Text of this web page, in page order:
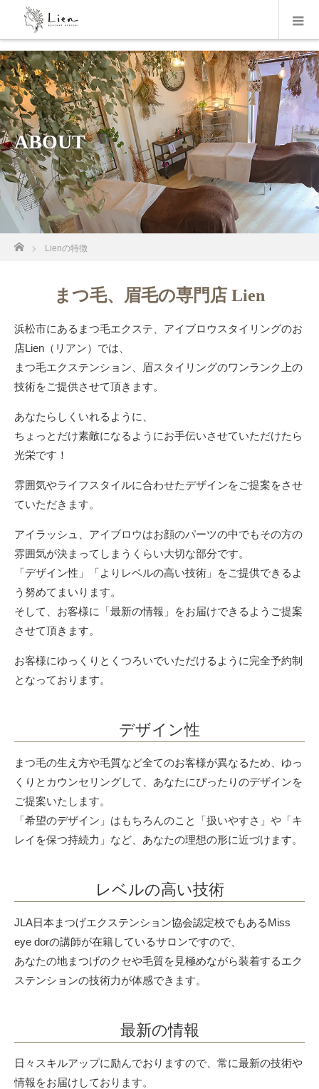
ABOUT
ホーム
Lienの特徴
まつ毛、眉毛の専門店 Lien
浜松市にあるまつ毛エクステ、アイブロウスタイリングのお
店Lien（リアン）では、
まつ毛エクステンション、眉スタイリングのワンランク上の
技術をご提供させて頂きます。
あなたらしくいれるように、
ちょっとだけ素敵になるようにお手伝いさせていただけたら
光栄です！
雰囲気やライフスタイルに合わせたデザインをご提案をさせ
ていただきます。
アイラッシュ、アイブロウはお顔のパーツの中でもその方の
雰囲気が決まってしまうくらい大切な部分です。
「デザイン性」「よりレベルの高い技術」をご提供できるよ
う努めてまいります。
そして、お客様に「最新の情報」をお届けできるようご提案
させて頂きます。
お客様にゆっくりとくつろいでいただけるように完全予約制
となっております。
デザイン性
まつ毛の生え方や毛質など全てのお客様が異なるため、ゆっ
くりとカウンセリングして、あなたにぴったりのデザインを
ご提案いたします。
「希望のデザイン」はもちろんのこと「扱いやすさ」や「キ
レイを保つ持続力」など、あなたの理想の形に近づけます。
レベルの高い技術
JLA日本まつげエクステンション協会認定校でもあるMiss
eye dorの講師が在籍しているサロンですので、
あなたの地まつげのクセや毛質を見極めながら装着するエク
ステンションの技術力が体感できます。
最新の情報
日々スキルアップに励んでおりますので、常に最新の技術や
情報をお届けしております。